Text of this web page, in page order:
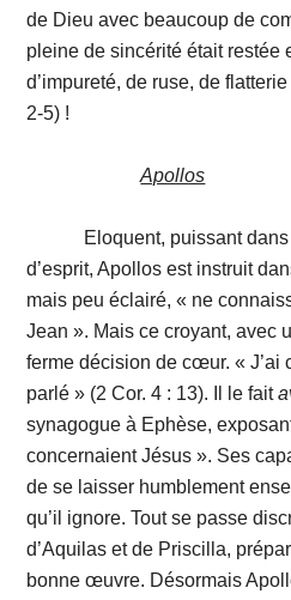
de Dieu avec beaucoup de
pleine de sincérité était restée
d’impureté, de ruse, de
2-5) !
Apollos
Eloquent, puissant
d’esprit, Apollos est instruit
mais peu éclairé, « ne
Jean ». Mais ce croyant, avec
ferme décision de cœur. « J’ai
parlé » (2 Cor. 4 : 13). Il le fait
synagogue à Ephèse,
concernaient Jésus ». Ses
de se laisser humblement
qu’il ignore. Tout se passe
d’Aquilas et de Priscilla,
bonne œuvre. Désormais